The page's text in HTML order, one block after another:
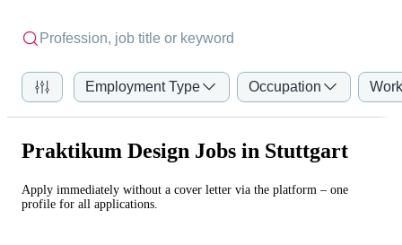
Employment Type Occupation
Praktikum Design Jobs in Stuttgart
Apply immediately without a cover letter via the platform – one
profile for all applications.